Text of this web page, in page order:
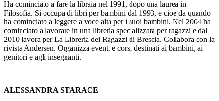
Ha cominciato a fare la libraia nel 1991, dopo una laurea in
Filosofia. Si occupa di libri per bambini dal 1993, e cioè da quando
ha cominciato a leggere a voce alta per i suoi bambini. Nel 2004 ha
cominciato a lavorare in una libreria specializzata per ragazzi e dal
2010 lavora per La Libreria dei Ragazzi di Brescia. Collabora con la
rivista Andersen. Organizza eventi e corsi destinati ai bambini, ai
genitori e agli insegnanti.
ALESSANDRA STARACE